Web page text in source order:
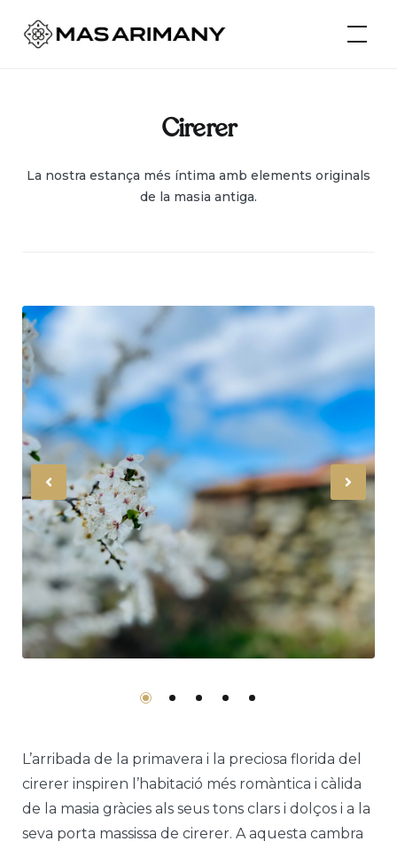
Mas Arimany
Cirerer
La nostra estança més íntima amb elements originals
de la masia antiga.
Previous
L’arribada de la primavera i la preciosa florida del
cirerer inspiren l’habitació més romàntica i càlida
de la masia gràcies als seus tons clars i dolços i a la
seva porta massissa de cirerer. A aquesta cambra